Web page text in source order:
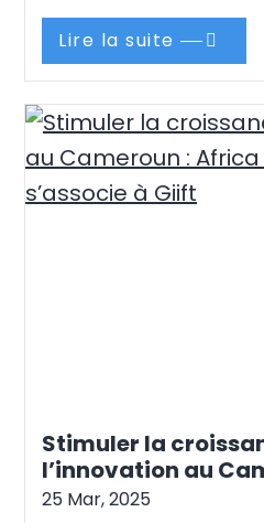
complète de services
opportuns, efficaces,
besoins, en vous
reading
Lire la suite
Stimuler la
l’innovation au
Venture Group
25 Mar, 2025